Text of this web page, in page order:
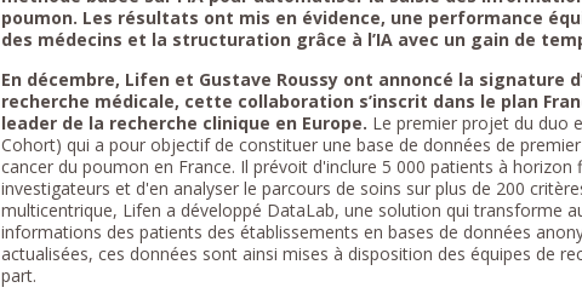
poumon. Les résultats ont mis en évidence, une performance
des médecins et la structuration grâce à l’IA avec un gain de
En décembre, Lifen et Gustave Roussy ont annoncé la signature
recherche médicale, cette collaboration s’inscrit dans le plan
leader de la recherche clinique en Europe. Le premier projet du duo
Cohort) qui a pour objectif de constituer une base de données de
cancer du poumon en France. Il prévoit d'inclure 5 000 patients à horizon
investigateurs et d'en analyser le parcours de soins sur plus de 200
multicentrique, Lifen a développé DataLab, une solution qui transforme
informations des patients des établissements en bases de données
actualisées, ces données sont ainsi mises à disposition des équipes de
part.